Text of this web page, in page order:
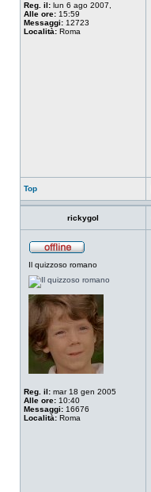
Reg. il: lun 6 ago 2007,
Alle ore: 15:59
Messaggi: 12723
Località: Roma
Top
rickygol
Il quizzoso romano
Reg. il: mar 18 gen 2005
Alle ore: 10:40
Messaggi: 16676
Località: Roma